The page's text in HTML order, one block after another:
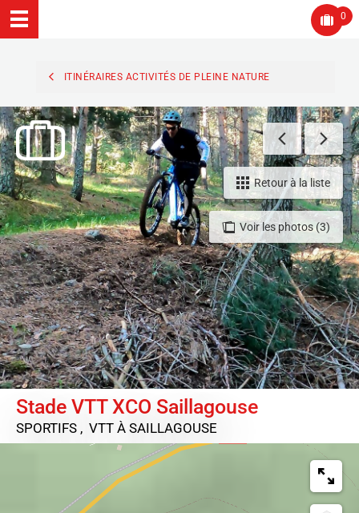
0
ITINÉRAIRES ACTIVITÉS DE PLEINE NATURE
Voir les photos (3)
Retour à la liste
Stade VTT XCO Saillagouse
SPORTIFS , VTT À SAILLAGOUSE